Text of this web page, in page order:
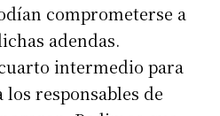
comprometerse a
adendas.
intermedio para
responsables de